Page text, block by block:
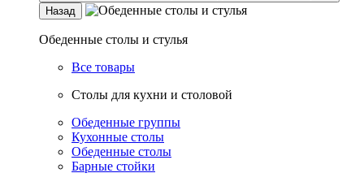
Назад
Обеденные столы и стулья
Все товары
Столы для кухни и столовой
Обеденные группы
Кухонные столы
Обеденные столы
Барные стойки